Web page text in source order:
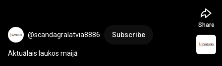
@scandagralatvia8886 Subscribe
Aktuālais laukos maijā
Share